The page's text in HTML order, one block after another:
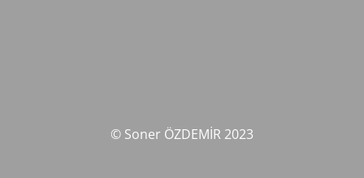
© Soner ÖZDEMİR 2023